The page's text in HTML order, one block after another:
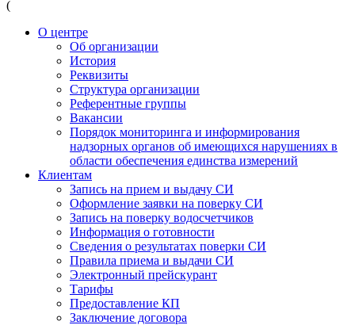
(
О центре
Об организации
История
Реквизиты
Структура организации
Референтные группы
Вакансии
Порядок мониторинга и информирования
надзорных органов об имеющихся нарушениях в
области обеспечения единства измерений
Клиентам
Запись на прием и выдачу СИ
Оформление заявки на поверку СИ
Запись на поверку водосчетчиков
Информация о готовности
Сведения о результатах поверки СИ
Правила приема и выдачи СИ
Электронный прейскурант
Тарифы
Предоставление КП
Заключение договора